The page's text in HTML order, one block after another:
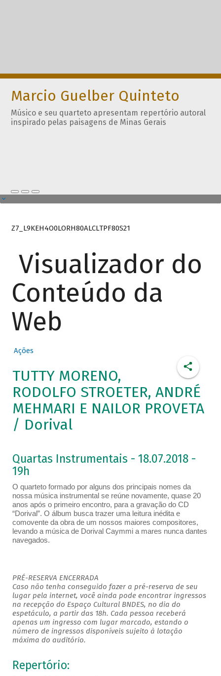
Marcio Guelber Quinteto
Músico e seu quarteto apresentam repertório autoral
inspirado pelas paisagens de Minas Gerais
Z7_L9KEH4O0LORH80ALCLTPF80S21
Visualizador do
Conteúdo da
Web
Ações
TUTTY MORENO,
RODOLFO STROETER, ANDRÉ
MEHMARI E NAILOR PROVETA
/ Dorival
Quartas Instrumentais - 18.07.2018 -
19h
O quarteto formado por alguns dos principais nomes da
nossa música instrumental se reúne novamente, quase 20
anos após o primeiro encontro, para a gravação do CD
“Dorival”. O álbum busca trazer uma leitura inédita e
comovente da obra de um nossos maiores compositores,
levando a música de Dorival Caymmi a mares nunca dantes
navegados.
PRÉ-RESERVA ENCERRADA
Caso não tenha conseguido fazer a pré-reserva de seu
lugar pela internet, você ainda pode encontrar ingressos
na recepção do Espaço Cultural BNDES, no dia do
espetáculo, a partir das 18h. Cada pessoa receberá
apenas um ingresso com lugar marcado, estando o
número de ingressos disponíveis sujeito à lotação
máxima do auditório.
Repertório: